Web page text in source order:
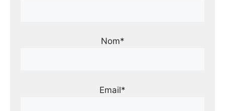
Nom*
Email*